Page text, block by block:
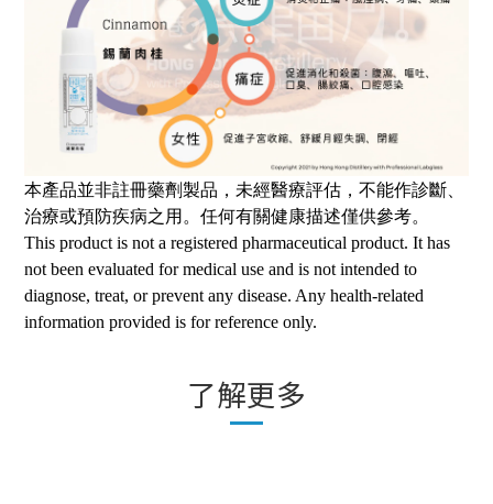
本產品並非註冊藥劑製品，未經醫療評估，不能作診斷、
治療或預防疾病之用。任何有關健康描述僅供參考。
This product is not a registered pharmaceutical product. It has
not been evaluated for medical use and is not intended to
diagnose, treat, or prevent any disease. Any health-related
information provided is for reference only.
了解更多